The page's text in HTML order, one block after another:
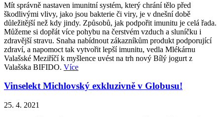
Mít správně nastaven imunitní systém, který chrání tělo před
škodlivými vlivy, jako jsou bakterie či viry, je v dnešní době
důležitější než kdy jindy. Způsobů, jak podpořit imunitu je celá řada.
Můžeme si dopřát více pohybu na čerstvém vzduch a sluníčku i
zdravější stravu. Snaha nabídnout zákazníkům produkt podporující
zdraví, a napomoct tak vytvořit lepší imunitu, vedla Mlékárnu
Valašské Meziříčí k myšlence uvést na trh nový Bílý jogurt z
Valašska BIFIDO. Více
Vinselekt Michlovský exkluzivně v Globusu!
25. 4. 2021